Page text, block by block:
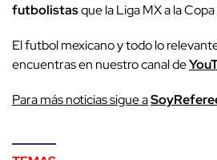
futbolistasque la Liga MX a la
El futbol mexicano y todo lo
encuentras en nuestro canal de
Para más noticias sigue a